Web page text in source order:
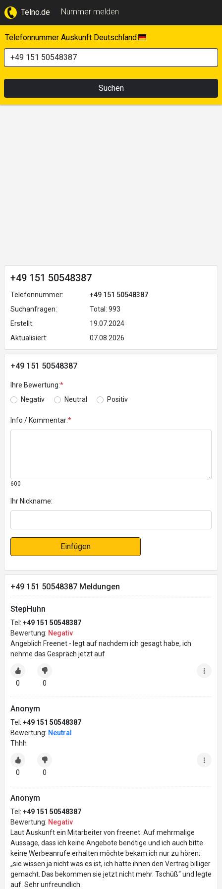
Telno.de Nummer melden
Telefonnummer Auskunft Deutschland
Suchen
+49 151 50548387
Telefonnummer:
+49 151 50548387
Suchanfragen:
Total: 993
Erstellt:
19.07.2024
Aktualisiert:
07.08.2026
+49 151 50548387
Ihre Bewertung:*
Negativ
Neutral Positiv
Info / Kommentar:*
600
Ihr Nickname:
Einfügen
+49 151 50548387 Meldungen
StepHuhn
Tel: +49 151 50548387
Bewertung: Negativ
Angeblich Freenet - legt auf nachdem ich gesagt habe, ich
nehme das Gespräch jetzt auf
0 0
Anonym
Tel: +49 151 50548387
Bewertung: Neutral
Thhh
0 0
Anonym
Tel: +49 151 50548387
Bewertung: Negativ
Laut Auskunft ein Mitarbeiter von freenet. Auf mehrmalige
Aussage, dass ich keine Angebote benötige und ich auch bitte
keine Werbeanrufe erhalten möchte bekam ich nur zu hören:
„sie wissen ja nicht was es ist, ich hätte ihnen den Vertrag billiger
gemacht. Das bekommen sie jetzt nicht mehr. Tschüß“ und legte
auf. Sehr unfreundlich.